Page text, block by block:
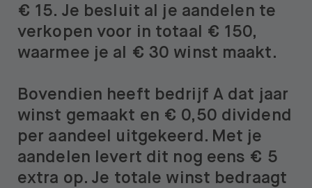
€ 15. Je besluit al je aandelen te
verkopen voor in totaal € 150,
waarmee je al € 30 winst maakt.
Bovendien heeft bedrijf A dat jaar
winst gemaakt en € 0,50 dividend
per aandeel uitgekeerd. Met je
aandelen levert dit nog eens € 5
extra op. Je totale winst bedraagt